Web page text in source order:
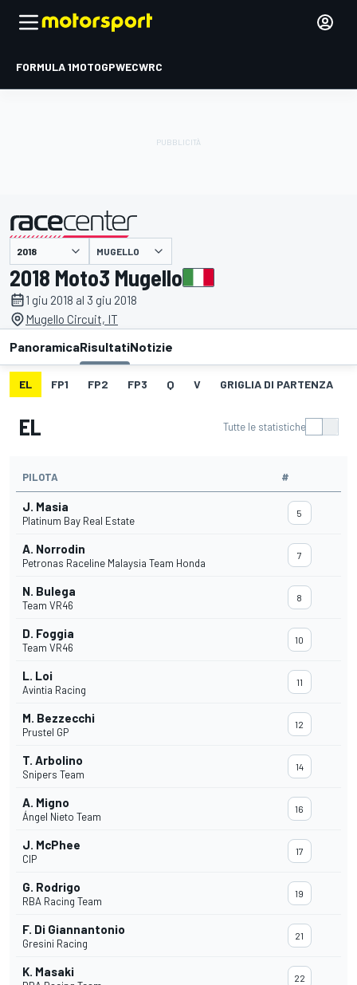
FORMULA 1MOTOGPWECWRC
presentato da MUGELLO
2018 Moto3 Mugello
1 giu 2018 al 3 giu 2018
Mugello Circuit, IT
PanoramicaRisultatiNotizie
EL FP1 FP2 FP3 Q V GRIGLIA DI PARTENZA
EL Tutte le statistiche
PILOTA #
J. Masia
Platinum Bay Real Estate
5
A. Norrodin
Petronas Raceline Malaysia Team Honda
7
N. Bulega
Team VR46
8
D. Foggia
Team VR46
10
L. Loi
Avintia Racing
11
M. Bezzecchi
Prustel GP
12
T. Arbolino
Snipers Team
14
A. Migno
Ángel Nieto Team
16
J. McPhee
CIP
17
G. Rodrigo
RBA Racing Team
19
F. Di Giannantonio
Gresini Racing
21
K. Masaki 22